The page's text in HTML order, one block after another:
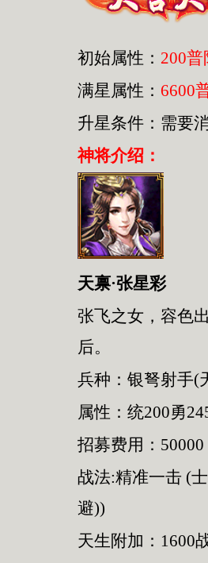
初始属性： 200
满星属性： 6600
升星条件：需要
神将介绍：
天禀·张星彩
张飞之女，容色
后。
兵种：银弩射手(
属性：统200勇
招募费用：50000
战法:精准一击 (
避))
天生附加：1600